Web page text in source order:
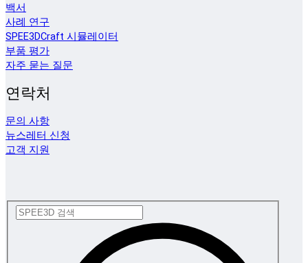
백서
사례 연구
SPEE3DCraft 시뮬레이터
부품 평가
자주 묻는 질문
연락처
문의 사항
뉴스레터 신청
고객 지원